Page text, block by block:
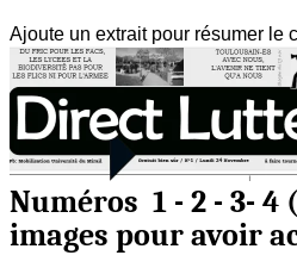
Ajoute un extrait pour résumer le
Numéros 1 - 2 - 3- 4
images pour avoir